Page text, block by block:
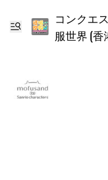
コンクエスト ワー
服世